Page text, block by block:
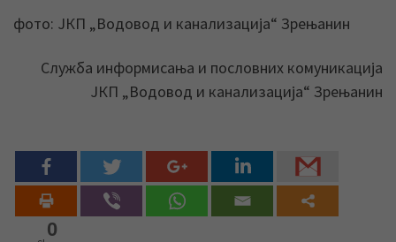
фото: ЈКП „Водовод и канализација“ Зрењанин
Служба информисања и пословних комуникација
ЈКП „Водовод и канализација“ Зрењанин
0